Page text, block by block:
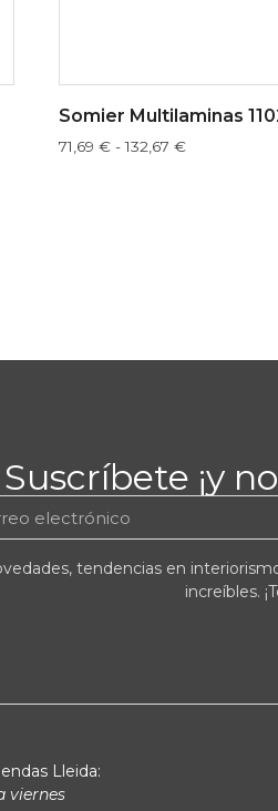
Somier Multilaminas
71,69 € - 132,67 €
Suscríbete ¡y
tendencias en
increíbles.
Lleida:
viernes